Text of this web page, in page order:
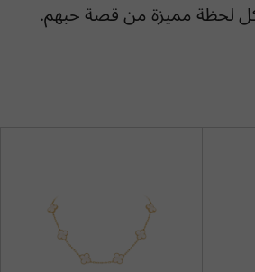
لحظة مميزة من قصة حبهم.